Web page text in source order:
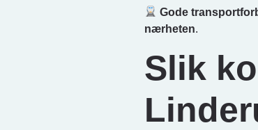
Gode
nærheten.
Slik